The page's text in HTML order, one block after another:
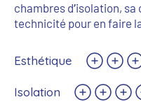
chambres d’isolation,
technicité pour en faire
Esthétique
Isolation